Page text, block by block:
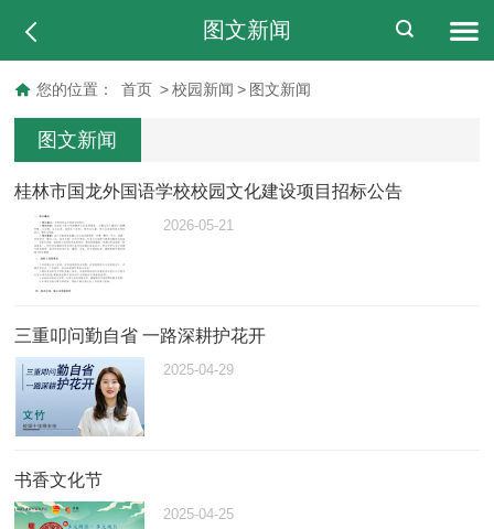
图文新闻
您的位置： 首页 > 校园新闻 > 图文新闻
图文新闻
桂林市国龙外国语学校校园文化建设项目招标公告
2026-05-21
三重叩问勤自省 一路深耕护花开
2025-04-29
书香文化节
2025-04-25